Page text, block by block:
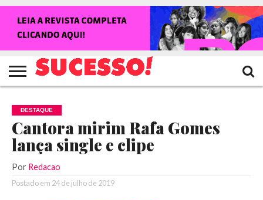
NOTÍCIAS
SHOWS
ENTREVISTAS
CLIQUES
RANKING
CROWLEY
TV
SUCESSO!
REVISTA
SUCESSO!
DESTAQUE
Cantora mirim Rafa Gomes
lança single e clipe
Por Redacao
Postado em 24 de julho de 2019